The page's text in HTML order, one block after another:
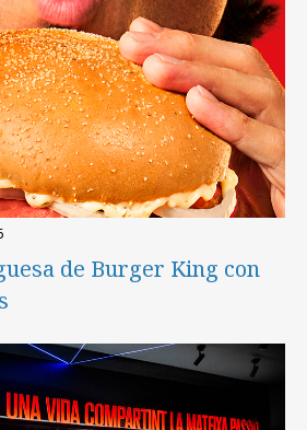
de Burger King con